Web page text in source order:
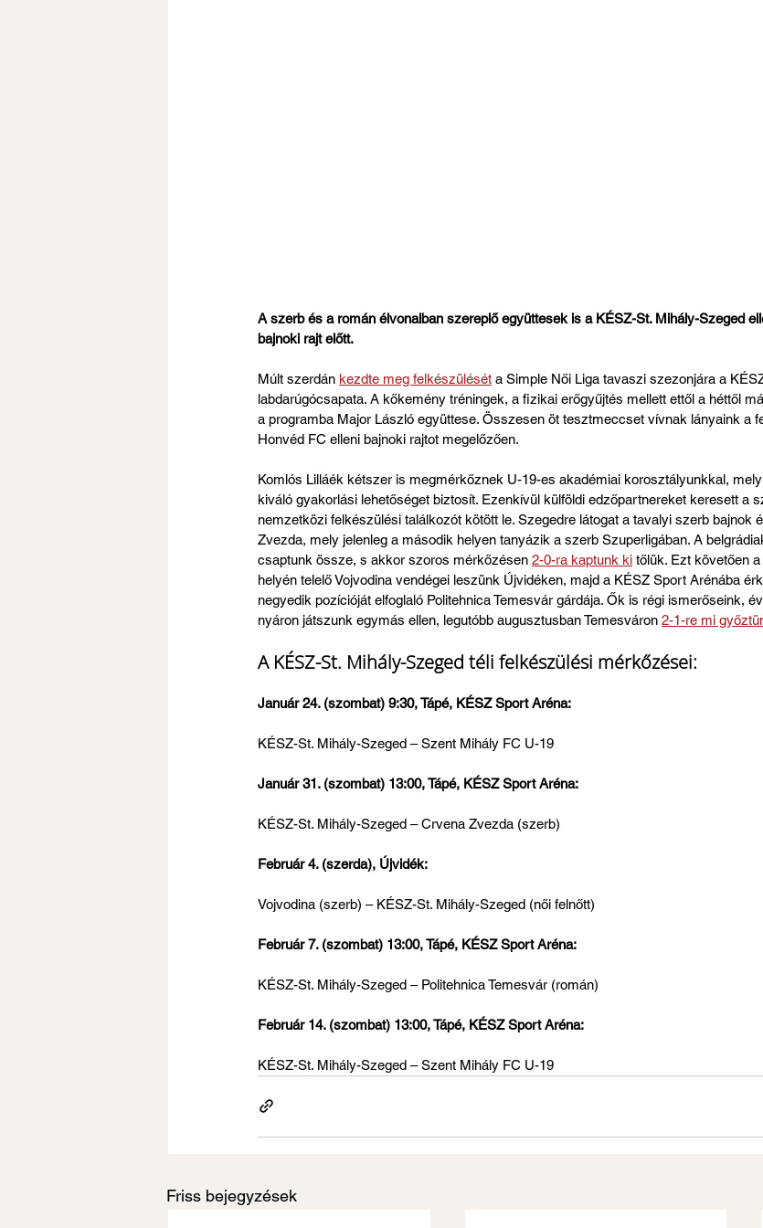
A szerb és a román élvonalban szereplő együttesek is a KÉSZ-St. Mihály-Szeged
bajnoki rajt előtt.
Múlt szerdán kezdte meg felkészülését a Simple Női Liga tavaszi szezonjára a
labdarúgócsapata. A kőkemény tréningek, a fizikai erőgyűjtés mellett ettől a héttől
a programba Major László együttese. Összesen öt tesztmeccset vívnak lányaink a
Honvéd FC elleni bajnoki rajtot megelőzően.
Komlós Lilláék kétszer is megmérkőznek U-19-es akadémiai korosztályunkkal,
kiváló gyakorlási lehetőséget biztosít. Ezenkívül külföldi edzőpartnereket keresett a
nemzetközi felkészülési találkozót kötött le. Szegedre látogat a tavalyi szerb bajnok
Zvezda, mely jelenleg a második helyen tanyázik a szerb Szuperligában. A
csaptunk össze, s akkor szoros mérkőzésen 2-0-ra kaptunk ki tőlük. Ezt követően
helyén telelő Vojvodina vendégei leszünk Újvidéken, majd a KÉSZ Sport Arénába
negyedik pozícióját elfoglaló Politehnica Temesvár gárdája. Ők is régi ismerőseink,
nyáron játszunk egymás ellen, legutóbb augusztusban Temesváron 2-1-re mi
A KÉSZ-St. Mihály-Szeged téli felkészülési mérkőzései:
Január 24. (szombat) 9:30, Tápé, KÉSZ Sport Aréna:
KÉSZ-St. Mihály-Szeged – Szent Mihály FC U-19
Január 31. (szombat) 13:00, Tápé, KÉSZ Sport Aréna:
KÉSZ-St. Mihály-Szeged – Crvena Zvezda (szerb)
Február 4. (szerda), Újvidék:
Vojvodina (szerb) – KÉSZ-St. Mihály-Szeged (női felnőtt)
Február 7. (szombat) 13:00, Tápé, KÉSZ Sport Aréna:
KÉSZ-St. Mihály-Szeged – Politehnica Temesvár (román)
Február 14. (szombat) 13:00, Tápé, KÉSZ Sport Aréna:
KÉSZ-St. Mihály-Szeged – Szent Mihály FC U-19
Friss bejegyzések